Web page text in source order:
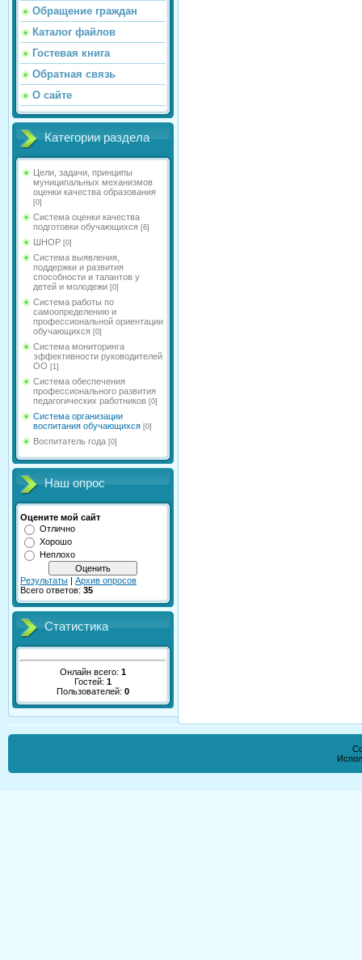
Обращение граждан
Каталог файлов
Гостевая книга
Обратная связь
О сайте
Категории раздела
Цели, задачи, принципы
муниципальных механизмов
оценки качества образования
[0]
Система оценки качества
подготовки обучающихся [6]
ШНОР [0]
Система выявления,
поддержки и развития
способности и талантов у
детей и молодежи [0]
Система работы по
самоопределению и
профессиональной ориентации
обучающихся [0]
Система мониторинга
эффективности руководителей
ОО [1]
Система обеспечения
профессионального развития
педагогических работников [0]
Система организации
воспитания обучающихся [0]
Воспитатель года [0]
Наш опрос
Оцените мой сайт
Отлично
Хорошо
Неплохо
Результаты | Архив опросов
Всего ответов: 35
Статистика
Онлайн всего: 1
Гостей: 1
Пользователей: 0